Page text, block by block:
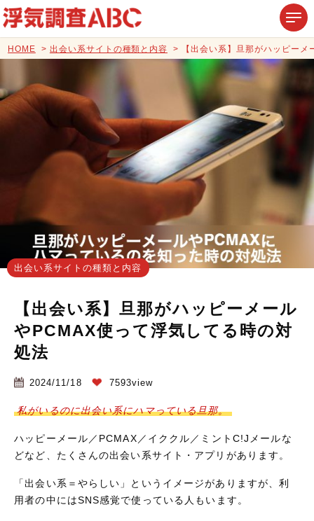
HOME 出会い系サイトの種類と内容 【出会い系】旦那がハッピー
出会い系サイトの種類と内容
【出会い系】旦那がハッピーメール
やPCMAX使って浮気してる時の対
処法
2024/11/18 7593view
私がいるのに出会い系にハマっている旦那。
ハッピーメール／PCMAX／イククル／ミントC!Jメールな
どなど、たくさんの出会い系サイト・アプリがあります。
「出会い系＝やらしい」というイメージがありますが、利
用者の中にはSNS感覚で使っている人もいます。